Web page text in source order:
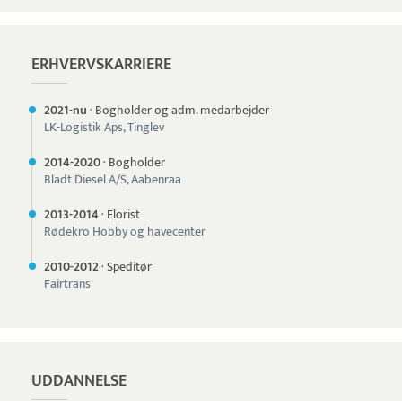
ERHVERVSKARRIERE
2021-nu· Bogholder og adm. medarbejder
LK-Logistik Aps, Tinglev
2014-2020· Bogholder
Bladt Diesel A/S, Aabenraa
2013-2014· Florist
Rødekro Hobby og havecenter
2010-2012·Speditør
Fairtrans
UDDANNELSE